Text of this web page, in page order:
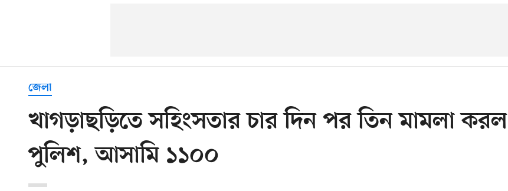
জেলা
খাগড়াছড়িতে সহিংসতার চার দিন পর তিন মামলা করল
পুলিশ, আসামি ১১০০